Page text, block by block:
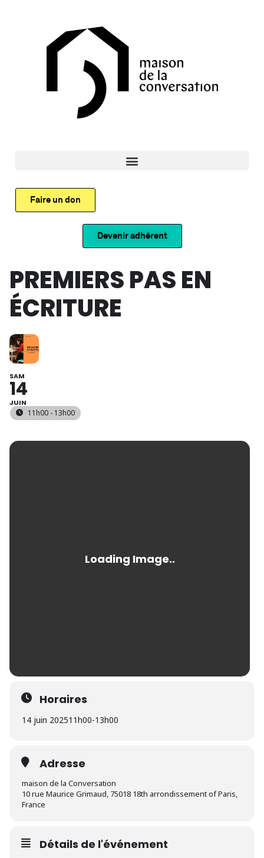
Faire un don
Devenir adhérent
PREMIERS PAS EN
ÉCRITURE
SAM
14
JUIN
11h00 - 13h00
Horaires
14 juin 202511h00-13h00
Adresse
maison de la Conversation
10 rue Maurice Grimaud, 75018 18th arrondissement of Paris,
France
Détails de l'événement